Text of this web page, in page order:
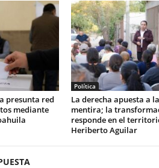
presunta red
mediante
Política
La derecha apuesta a la
mentira; la
responde en el
Heriberto Aguilar